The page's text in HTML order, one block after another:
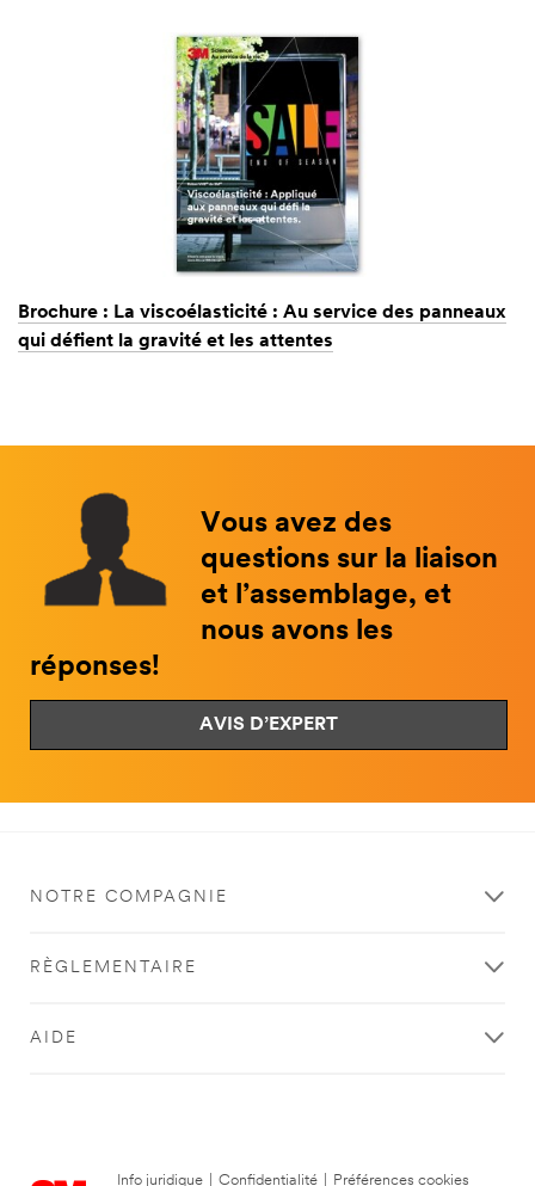
Brochure : La viscoélasticité : Au service des panneaux
qui défient la gravité et les attentes
Vous avez des
questions sur la liaison
et l’assemblage, et
nous avons les
réponses!
AVIS D’EXPERT
NOTRE COMPAGNIE
RÈGLEMENTAIRE
AIDE
Info juridique Confidentialité Préférences cookies